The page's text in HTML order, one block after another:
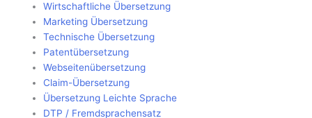
Wirtschaftliche Übersetzung
Marketing Übersetzung
Technische Übersetzung
Patentübersetzung
Webseitenübersetzung
Claim-Übersetzung
Übersetzung Leichte Sprache
DTP / Fremdsprachensatz